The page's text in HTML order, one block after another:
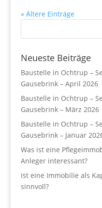
« Ältere Einträge
Neueste Beiträge
Baustelle in Ochtrup –
Gausebrink – April 2026
Baustelle in Ochtrup –
Gausebrink – März 2026
Baustelle in Ochtrup –
Gausebrink – Januar
Was ist eine
Anleger interessant?
Ist eine Immobilie als
sinnvoll?